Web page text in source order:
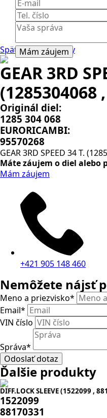
Späť na všetky diely
GEAR 3RD
(1285304068
Originál diel:
1285 304 068
EURORICAMBI:
95570268
GEAR 3RD SPEED 34 T.
Máte záujem o diel alebo
Mám záujem
+421 905 148 460
Nemôžete nájsť
Meno a priezvisko*
Email*
VIN číslo
Správa*
Odoslať dotaz
Ďalšie produkty
DIFF.LOCK SLEEVE (1522099 ,
1522099
88170331
Mám záujem